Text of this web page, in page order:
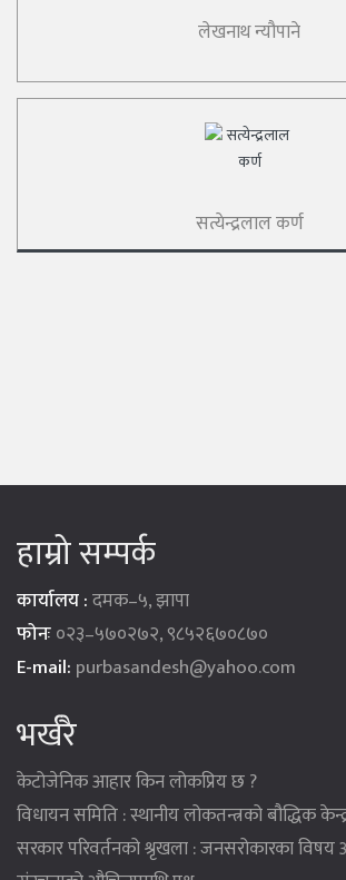
लेखनाथ न्यौपाने
सत्येन्द्रलाल कर्ण
हाम्रो सम्पर्क
कार्यालय :दमक–५, झापा
फोनः०२३–५७०२७२, ९८५२६७०८७०
E-mail: purbasandesh@yahoo.com
भर्खरै
केटोजेनिक आहार किन लोकप्रिय छ ?
विधायन समिति : स्थानीय लोकतन्त्रको बौद्धिक
सरकार परिवर्तनको श्रृखला : जनसरोकारका